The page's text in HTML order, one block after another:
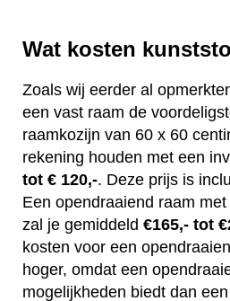
Wat kosten
Zoals wij eerder al
een vast raam de
raamkozijn van 60 x 60
rekening houden met een
tot € 120,-. Deze prijs is
Een opendraaiend raam
zal je gemiddeld €165,- tot
kosten voor een
hoger, omdat een
mogelijkheden biedt dan